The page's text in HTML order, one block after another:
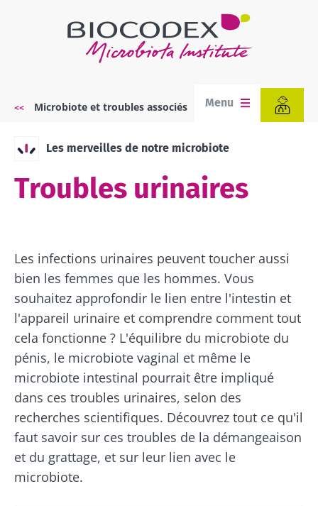
Microbiote et troubles associés Menu
Les merveilles de notre microbiote
Troubles urinaires
Les infections urinaires peuvent toucher aussi
bien les femmes que les hommes. Vous
souhaitez approfondir le lien entre l'intestin et
l'appareil urinaire et comprendre comment tout
cela fonctionne ? L'équilibre du microbiote du
pénis, le microbiote vaginal et même le
microbiote intestinal pourrait être impliqué
dans ces troubles urinaires, selon des
recherches scientifiques. Découvrez tout ce qu'il
faut savoir sur ces troubles de la démangeaison
et du grattage, et sur leur lien avec le
microbiote.